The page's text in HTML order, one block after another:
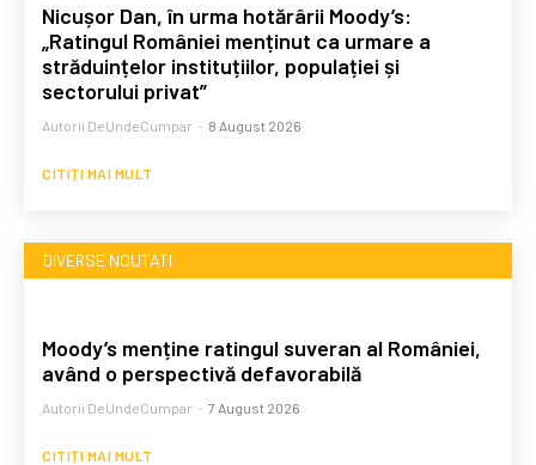
Nicușor Dan, în urma hotărârii Moody’s:
„Ratingul României menținut ca urmare a
străduințelor instituțiilor, populației și
sectorului privat”
Autorii DeUndeCumpar - 8 August 2026
CITIȚI MAI MULT
DIVERSE NOUTATI
Moody’s menține ratingul suveran al României,
având o perspectivă defavorabilă
Autorii DeUndeCumpar - 7 August 2026
CITIȚI MAI MULT